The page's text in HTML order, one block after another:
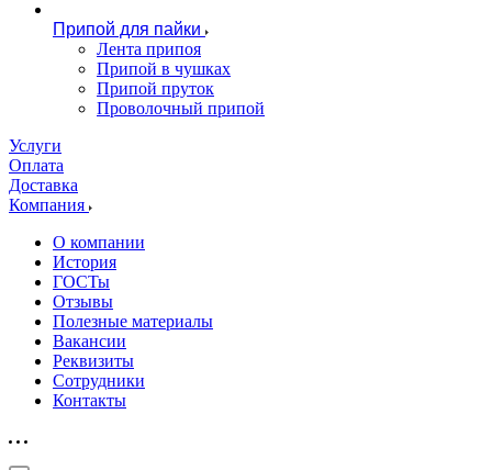
Припой для пайки
Лента припоя
Припой в чушках
Припой пруток
Проволочный припой
Услуги
Оплата
Доставка
Компания
О компании
История
ГОСТы
Отзывы
Полезные материалы
Вакансии
Реквизиты
Сотрудники
Контакты